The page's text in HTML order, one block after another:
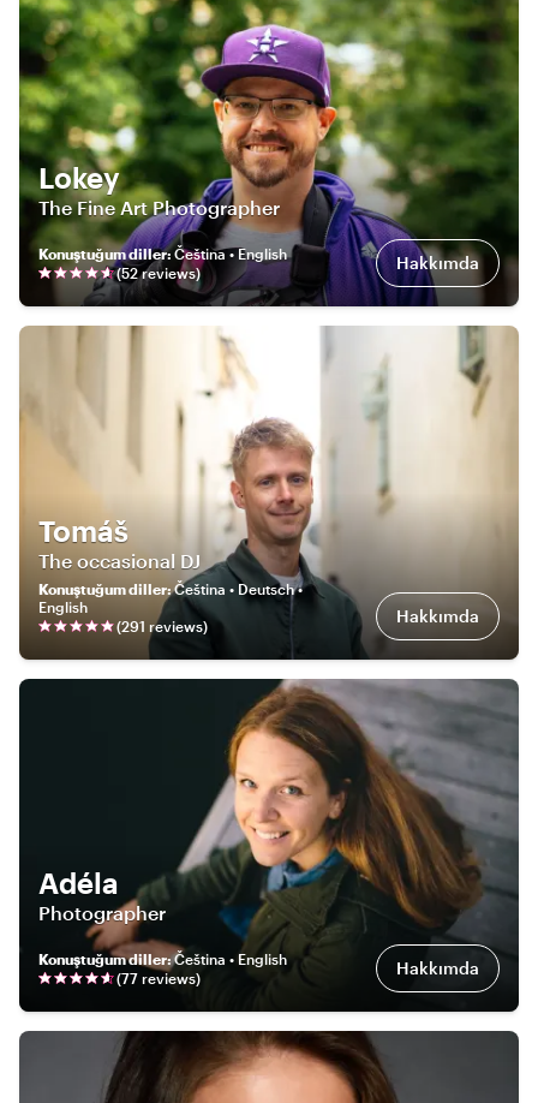
Lokey
The Fine Art Photographer
Konuştuğum diller:Čeština • English
(52reviews) Hakkımda
Tomáš
The occasional DJ
Konuştuğum diller:Čeština • Deutsch •
English
(291 reviews) Hakkımda
Adéla
Photographer
Konuştuğum diller:Čeština • English
(77 reviews) Hakkımda